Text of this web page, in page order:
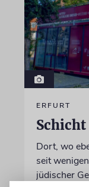
ERFURT
Dort, wo
seit
jüdischer